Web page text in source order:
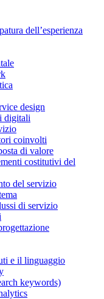
dell’esperienza
design
digitali
coinvolti
di valore
costitutivi del
del servizio
di servizio
e il linguaggio
keywords)